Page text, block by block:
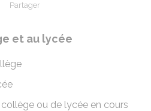
Partager
et au lycée
ou de lycée en cours